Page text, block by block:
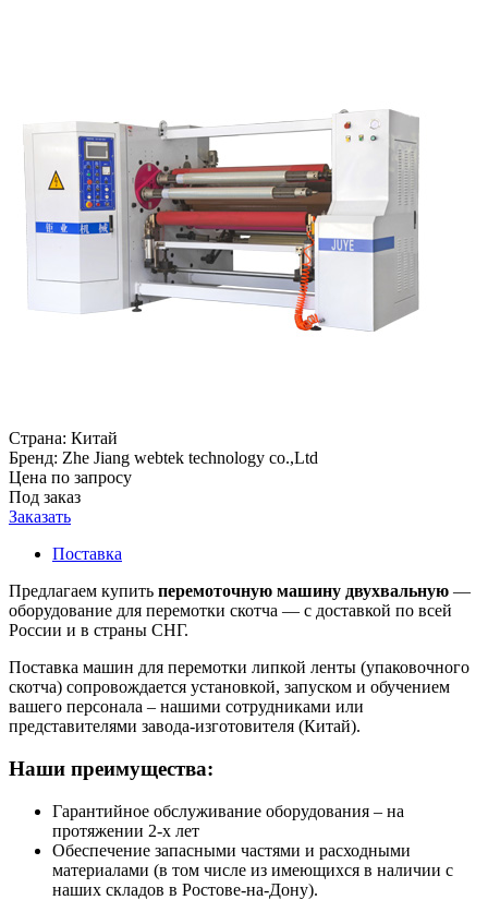
Страна: Китай
Бренд: Zhe Jiang webtek technology co.,Ltd
Цена по запросу
Под заказ
Заказать
Поставка
Предлагаем купить перемоточную машину двухвальную —
оборудование для перемотки скотча — с доставкой по всей
России и в страны СНГ.
Поставка машин для перемотки липкой ленты (упаковочного
скотча) сопровождается установкой, запуском и обучением
вашего персонала – нашими сотрудниками или
представителями завода-изготовителя (Китай).
Наши преимущества:
Гарантийное обслуживание оборудования – на
протяжении 2-х лет
Обеспечение запасными частями и расходными
материалами (в том числе из имеющихся в наличии с
наших складов в Ростове-на-Дону).